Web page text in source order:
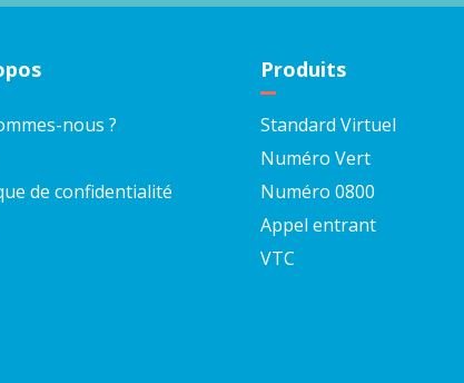
nous ?
de confidentialité
Produits
Standard Virtuel
Numéro Vert
Numéro 0800
Appel entrant
VTC